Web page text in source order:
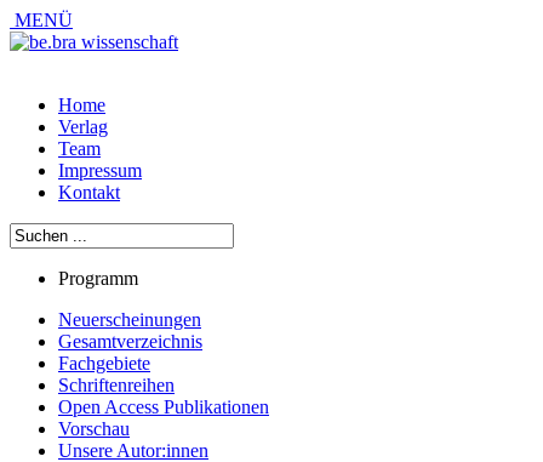
MENÜ
Home
Verlag
Team
Impressum
Kontakt
Programm
Neuerscheinungen
Gesamtverzeichnis
Fachgebiete
Schriftenreihen
Open Access Publikationen
Vorschau
Unsere Autor:innen